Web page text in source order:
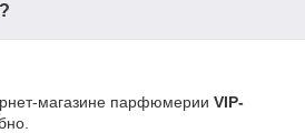
магазине парфюмерии VIP-